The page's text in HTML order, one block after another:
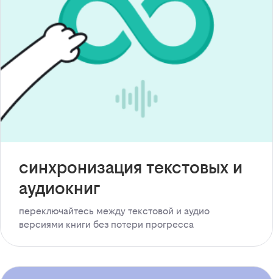
синхронизация текстовых и
аудиокниг
переключайтесь между текстовой и аудио
версиями книги без потери прогресса